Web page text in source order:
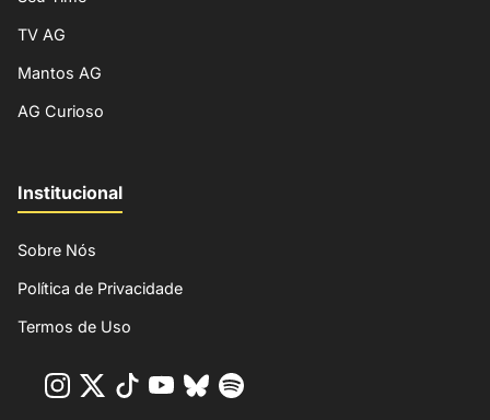
TV AG
Mantos AG
AG Curioso
Institucional
Sobre Nós
Política de Privacidade
Termos de Uso